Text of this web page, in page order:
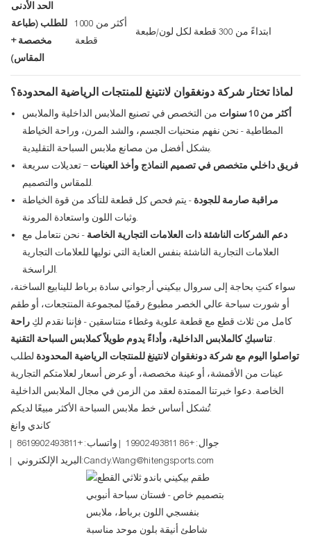
الحد الأدنى
للطلب (طباعة
مخصصة +
المقاس)
أكثر من 1000
قطعة
ابتداءً من 300 قطعة لكل لون/طبعة
لماذا تختار شركة دونغقوان لانتينغ للمنتجات الرياضية المحدودة؟
أكثر من 10 سنوات
من التخصص في تصنيع الملابس الداخلية والملابس
المطاطية - نحن نفهم منحنيات الجسم، والشد المرن، وراحة الخياطة
بشكل أفضل من مصانع ملابس السباحة التقليدية.
فريق داخلي متخصص في تصميم النماذج وأخذ العينات – تعديلات سريعة
للمقاس والتصميم.
مراقبة صارمة للجودة - يتم فحص كل قطعة للتأكد من قوة الخياطة
وثبات اللون واستعادة المرونة.
دعم الشركات الناشئة ذات العلامات التجارية الخاصة - نحن نتعامل مع
العلامات التجارية الناشئة بنفس العناية التي نوليها للعلامات التجارية
الراسخة.
سواء كنتِ بحاجة إلى سروال بيكيني أرجواني سادة برباط للينابيع الساخنة،
أو شورت سباحة عالي الخصر مطبوع رقميًا لمجموعة المنتجعات، أو طقم
كامل من ثلاث قطع مع قطعة علوية وغطاء متناسقين - فإننا نقدم لكِ راحة
تناسبكِ كالملابس الداخلية، وأداءً يدوم طويلاً كملابس السباحة التقنية.
تواصلوا اليوم مع شركة دونغقوان لانتينغ للمنتجات الرياضية المحدودة لطلب
عينات من الأقمشة، أو عينة مخصصة، أو عرض أسعار لعلامتكم التجارية
الخاصة. دعوا خبرتنا الممتدة لعقد من الزمن في مجال الملابس الداخلية
تُشكل أساس خط ملابس السباحة الأكثر مبيعًا لديكم.
كاندي وانغ
| جوال: +86 19902493811 | واتساب: +8619902493811
| البريد الإلكتروني:Candy.Wang@hitengsports.com